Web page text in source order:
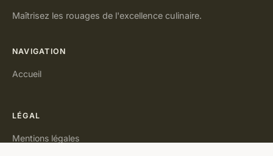
Maîtrisez les rouages de l'excellence culinaire.
NAVIGATION
Accueil
LÉGAL
Mentions légales